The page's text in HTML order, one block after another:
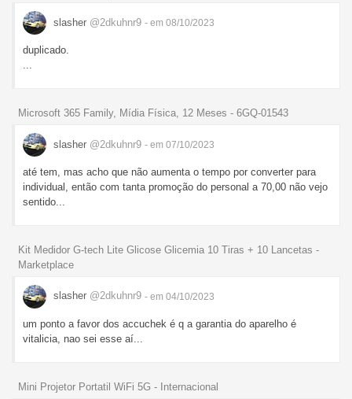
slasher @2dkuhnr9 - em 08/10/2023
duplicado.
...
Microsoft 365 Family, Mídia Física, 12 Meses - 6GQ-01543
slasher @2dkuhnr9 - em 07/10/2023
até tem, mas acho que não aumenta o tempo por converter para
individual, então com tanta promoção do personal a 70,00 não vejo
sentido...
Kit Medidor G-tech Lite Glicose Glicemia 10 Tiras + 10 Lancetas -
Marketplace
slasher @2dkuhnr9 - em 04/10/2023
um ponto a favor dos accuchek é q a garantia do aparelho é
vitalicia, nao sei esse aí...
Mini Projetor Portatil WiFi 5G - Internacional